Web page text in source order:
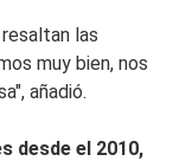
las
muy bien, nos
añadió.
desde el 2010,